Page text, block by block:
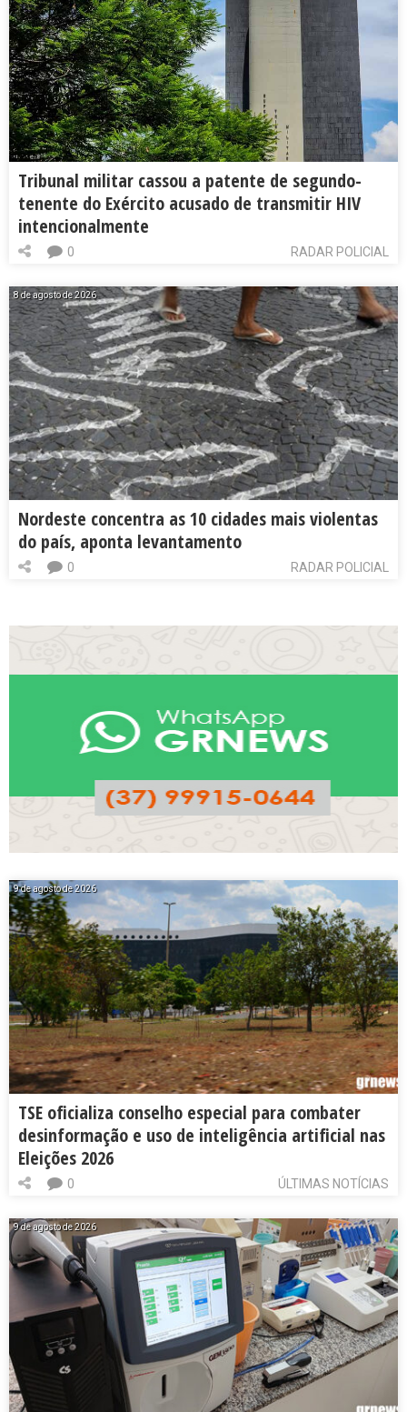
Tribunal militar cassou a patente de segundo-
tenente do Exército acusado de transmitir HIV
intencionalmente
RADAR POLICIAL
0
8 de agosto de 2026
Nordeste concentra as 10 cidades mais violentas
do país, aponta levantamento
RADAR POLICIAL
0
9 de agosto de 2026
TSE oficializa conselho especial para combater
desinformação e uso de inteligência artificial nas
Eleições 2026
ÚLTIMAS NOTÍCIAS
0
9 de agosto de 2026